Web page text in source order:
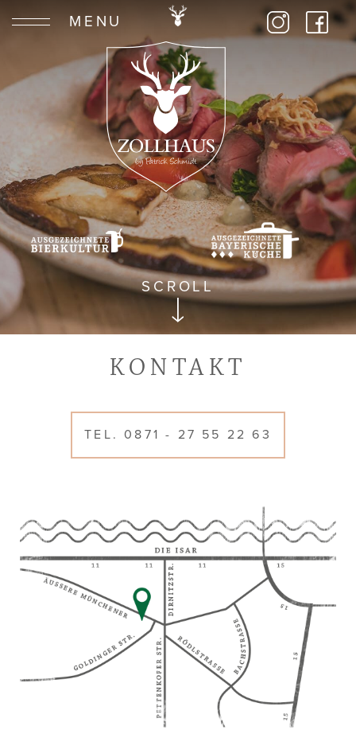
MENU
SCROLL
KONTAKT
TEL. 0871 - 27 55 22 63